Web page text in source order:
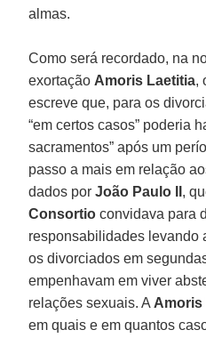
almas.
Como será recordado, na
exortação Amoris Laetitia,
escreve que, para os
“em certos casos” poderia
sacramentos” após um
passo a mais em relação
dados porJoão Paulo II ,
Consortio convidava para
responsabilidades levando
os divorciados em
empenhavam em viver
relações sexuais. A Amoris
em quais e em quantos